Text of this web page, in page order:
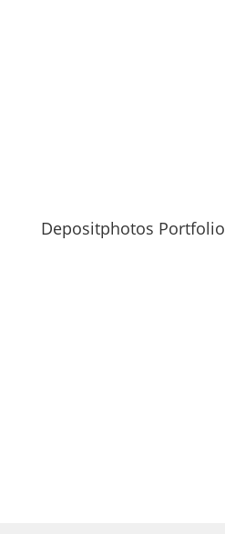
Depositphotos Portfolio